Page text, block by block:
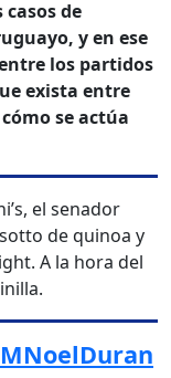
de
y en ese
los partidos
exista entre
se actúa
el senador
de quinoa y
A la hora del